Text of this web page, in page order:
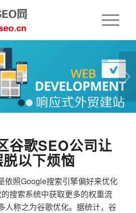
下一页
1 2
谷歌SEO公司让
以下烦恼
依照Google搜索引擎偏好来优化
搜索系统中获取更多的权重流
人称之为谷歌优化。据统计，谷